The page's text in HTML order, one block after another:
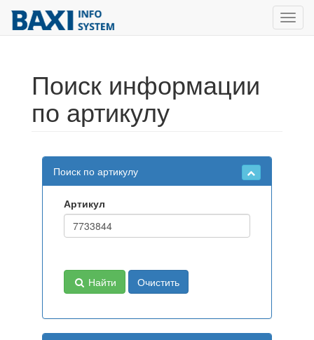
Поиск информации
по артикулу
Поиск по артикулу
Артикул
Найти Очистить